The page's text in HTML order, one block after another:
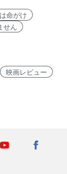
命がけ
せん
映画レビュー